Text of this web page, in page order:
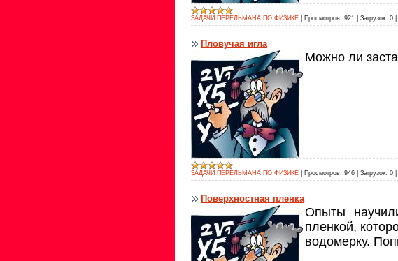
ЗАДАЧИ ПЕРЕЛЬМАНА ПО ФИЗИКЕ Просмотров: 921 Загрузок: 0
Пловучая игла
Можно ли
ЗАДАЧИ ПЕРЕЛЬМАНА ПО ФИЗИКЕ Просмотров: 946 Загрузок: 0
Поверхностная пленка
Опыты
пленкой,
водомерку.